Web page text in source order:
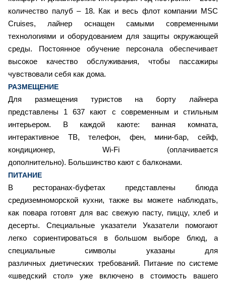
количество палуб – 18. Как и весь флот компании MSC
Cruises, лайнер оснащен самыми современными
технологиями и оборудованием для защиты окружающей
среды. Постоянное обучение персонала обеспечивает
высокое качество обслуживания, чтобы пассажиры
чувствовали себя как дома.
РАЗМЕЩЕНИЕ
Для размещения туристов на борту лайнера
представлены 1 637 кают с современным и стильным
интерьером. В каждой каюте: ванная комната,
интерактивное ТВ, телефон, фен, мини-бар, сейф,
кондиционер, Wi-Fi (оплачивается
дополнительно). Большинство кают с балконами.
ПИТАНИЕ
В ресторанах-буфетах представлены блюда
средиземноморской кухни, также вы можете наблюдать,
как повара готовят для вас свежую пасту, пиццу, хлеб и
десерты. Специальные указатели Указатели помогают
легко сориентироваться в большом выборе блюд, а
специальные символы указаны для
различных диетических требований. Питание по системе
«шведский стол» уже включено в стоимость вашего